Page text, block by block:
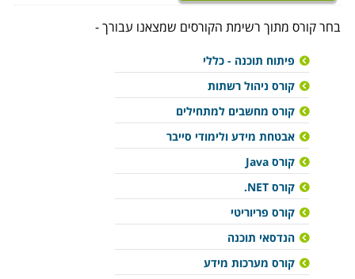
בחר קורס מתוך רשימת הקורסים שמצאנו עבורך -
פיתוח תוכנה - כללי
קורס ניהול רשתות
קורס מחשבים למתחילים
אבטחת מידע ולימודי סייבר
קורס Java
קורס NET.
קורס פריוריטי
הנדסאי תוכנה
קורס מערכות מידע